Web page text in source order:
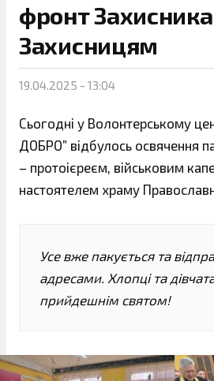
фронт
Захисницям
19.04.2025 - 13:04
Сьогодні у Волонтерському
ДОБРО” відбулось освячення
– протоієреєм, військовим
настоятелем храму
Усе вже пакується та
адресами. Хлопці та
прийдешнім святом!